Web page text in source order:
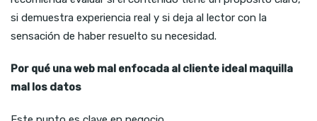
si demuestra experiencia real y si deja al lector con la
sensación de haber resuelto su necesidad.
Por qué una web mal enfocada al cliente ideal maquilla
mal los datos